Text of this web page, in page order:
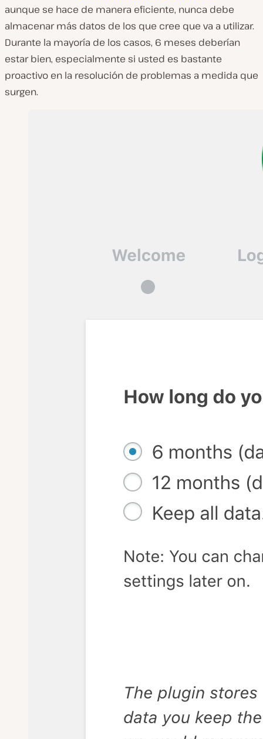
aunque se hace de manera eficiente, nunca debe
almacenar más datos de los que cree que va a utilizar.
Durante la mayoría de los casos, 6 meses deberían
estar bien, especialmente si usted es bastante
proactivo en la resolución de problemas a medida que
surgen.